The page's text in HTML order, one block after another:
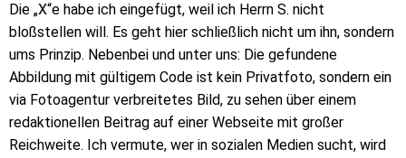
Die „X“e habe ich eingefügt, weil ich Herrn S. nicht
bloßstellen will. Es geht hier schließlich nicht um ihn, sondern
ums Prinzip. Nebenbei und unter uns: Die gefundene
Abbildung mit gültigem Code ist kein Privatfoto, sondern ein
via Fotoagentur verbreitetes Bild, zu sehen über einem
redaktionellen Beitrag auf einer Webseite mit großer
Reichweite. Ich vermute, wer in sozialen Medien sucht, wird